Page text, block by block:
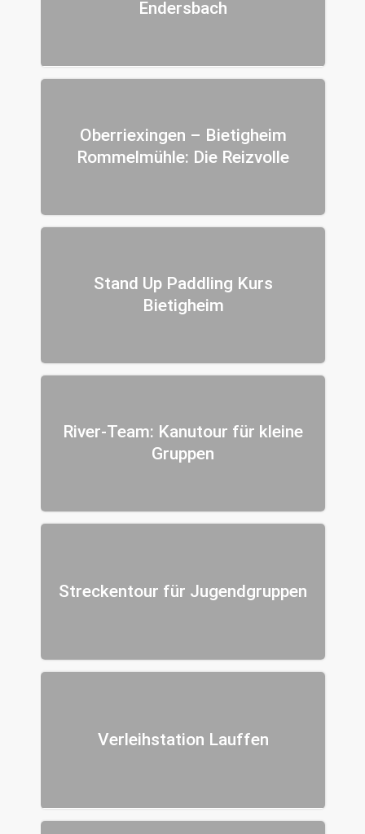
Endersbach
Oberriexingen – Bietigheim
Rommelmühle: Die Reizvolle
Stand Up Paddling Kurs
Bietigheim
River-Team: Kanutour für kleine
Gruppen
Streckentour für Jugendgruppen
Verleihstation Lauffen